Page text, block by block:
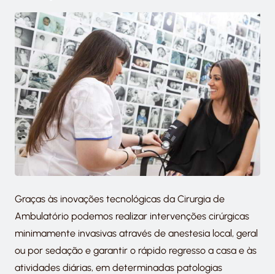
Graças às inovações tecnológicas da Cirurgia de
Ambulatório podemos realizar intervenções cirúrgicas
minimamente invasivas através de anestesia local, geral
ou por sedação e garantir o rápido regresso a casa e às
atividades diárias, em determinadas patologias